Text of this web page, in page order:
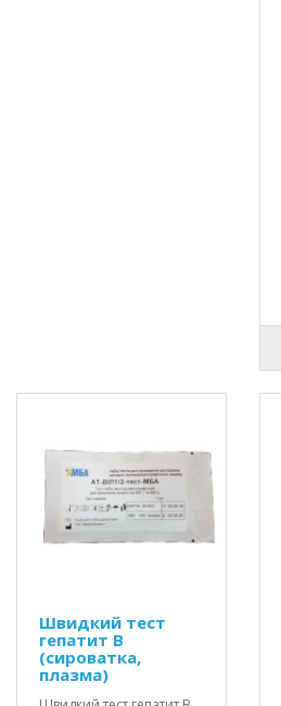
Швидкий тест
гепатит В
(сироватка,
плазма)